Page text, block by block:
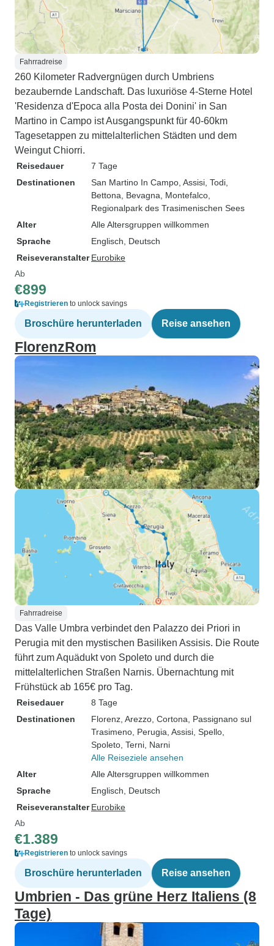
Fahrradreise
260 Kilometer Radvergnügen durch Umbriens
bezaubernde Landschaft. Das luxuriöse 4-Sterne Hotel
'Residenza d'Epoca alla Posta dei Donini' in San
Martino in Campo ist Ausgangspunkt für 40-60km
Tagesetappen zu mittelalterlichen Städten und dem
Weingut Chiorri.
Reisedauer
7 Tage
Destinationen
San Martino In Campo , Assisi , Todi
Bettona , Bevagna , Montefalco
Regionalpark des Trasimenischen Sees
Alter
Alle Altersgruppen willkommen
Sprache
Englisch, Deutsch
Reiseveranstalter Eurobike
Ab
€899
Registrieren to unlock savings
Broschüre herunterladen Reise ansehen
FlorenzRom
Fahrradreise
Das Valle Umbra verbindet den Palazzo dei Priori in
Perugia mit den mystischen Basiliken Assisis. Die Route
führt zum Aquädukt von Spoleto und durch die
mittelalterlichen Straßen Narnis. Übernachtung mit
Frühstück ab 165€ pro Tag.
Reisedauer
8 Tage
Destinationen
Florenz , Arezzo , Cortona , Passignano sul
Trasimeno , Perugia , Assisi , Spello
Spoleto , Terni , Narni
Alle Reiseziele ansehen
Alter
Alle Altersgruppen willkommen
Sprache
Englisch, Deutsch
Reiseveranstalter Eurobike
Ab
€1.389
Registrieren to unlock savings
Broschüre herunterladen Reise ansehen
Umbrien - Das grüne Herz Italiens (8
Tage)